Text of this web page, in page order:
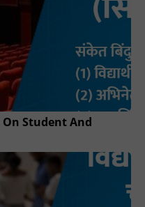
On Student And